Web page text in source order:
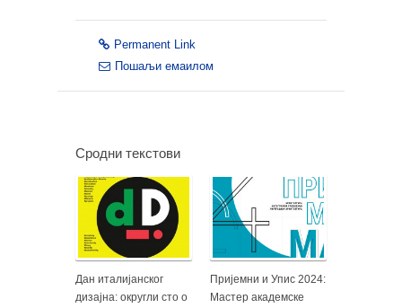
Permanent Link
Пошаљи емаилом
Сродни текстови
Дан италијанског
дизајна: округли сто о
Пријемни и Упис 2024:
Мастер академске